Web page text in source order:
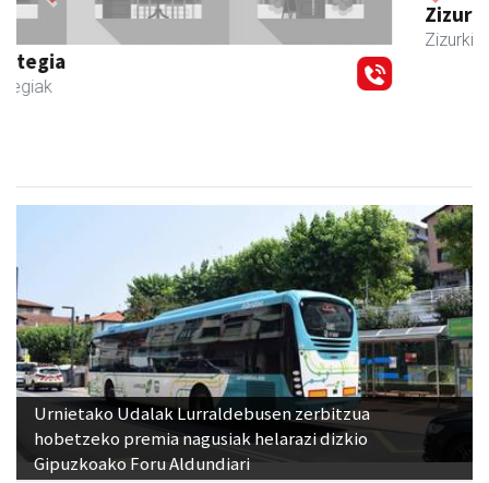
Zizurkilgo Udala
Zizurkil - Udaletxeak
Urnietako Udalak Lurraldebusen zerbitzua
hobetzeko premia nagusiak helarazi dizkio
Gipuzkoako Foru Aldundiari